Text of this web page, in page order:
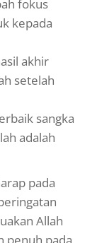
fokus
kepada
akhir
setelah
sangka
adalah
pada
Allah